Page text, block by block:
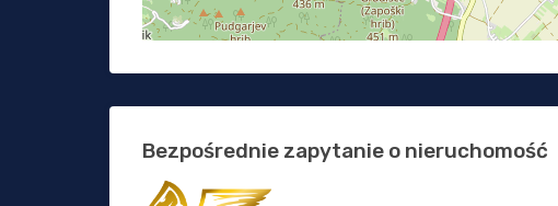
Bezpośrednie zapytanie o nieruchomość